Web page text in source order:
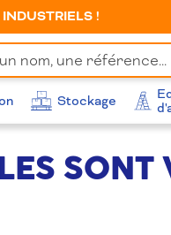
!
Stockage
SONT